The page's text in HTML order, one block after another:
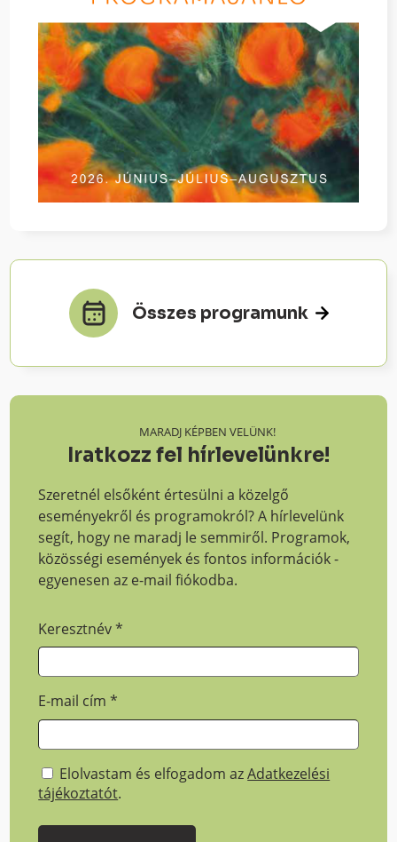
Összes programunk
MARADJ KÉPBEN VELÜNK!
Iratkozz fel hírlevelünkre!
Szeretnél elsőként értesülni a közelgő
eseményekről és programokról? A hírlevelünk
segít, hogy ne maradj le semmiről. Programok,
közösségi események és fontos információk -
egyenesen az e-mail fiókodba.
Keresztnév*
E-mail cím*
Elolvastam és elfogadom azAdatkezelési
tájékoztatót.